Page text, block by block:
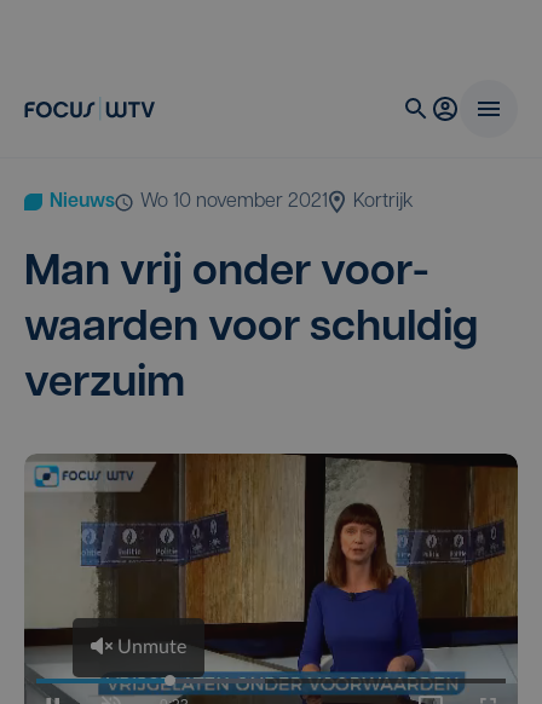
Nieuws wo 10 november 2021 Kortrijk
Man vrij onder voor­
waar­den voor schul­dig
verzuim